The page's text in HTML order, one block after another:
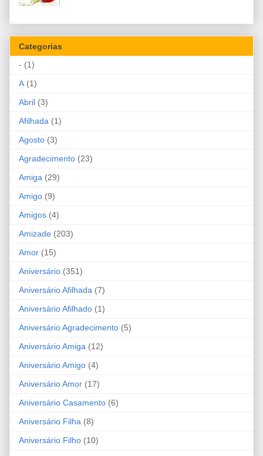
Categorias
- (1)
A (1)
Abril (3)
Afilhada (1)
Agosto (3)
Agradecimento (23)
Amiga (29)
Amigo (9)
Amigos (4)
Amizade (203)
Amor (15)
Aniversário (351)
Aniversário Afilhada (7)
Aniversário Afilhado (1)
Aniversário Agradecimento (5)
Aniversário Amiga (12)
Aniversário Amigo (4)
Aniversário Amor (17)
Aniversário Casamento (6)
Aniversário Filha (8)
Aniversário Filho (10)